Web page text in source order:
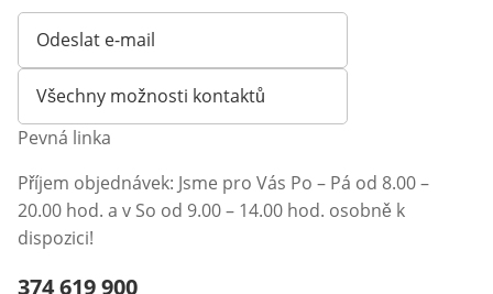
Odeslat e-mail
Otevírá e-mailového klienta
Všechny možnosti kontaktů
Pevná linka
Příjem objednávek: Jsme pro Vás Po – Pá od 8.00 –
20.00 hod. a v So od 9.00 – 14.00 hod. osobně k
dispozici!
Telefonní číslo:
374 619 900